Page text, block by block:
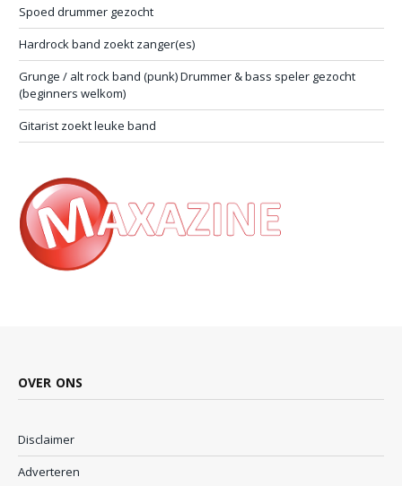
Spoed drummer gezocht
Hardrock band zoekt zanger(es)
Grunge / alt rock band (punk) Drummer & bass speler gezocht
(beginners welkom)
Gitarist zoekt leuke band
OVER ONS
Disclaimer
Adverteren